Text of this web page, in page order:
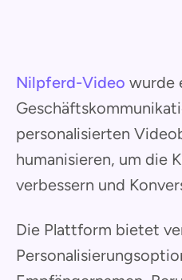
Nilpferd-Video wurde
personalisierten
humanisieren, um die
verbessern und
Die Plattform bietet